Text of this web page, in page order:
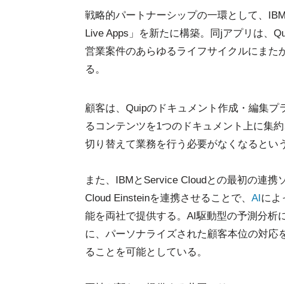
戦略的パートナーシップの一環として、
Live Apps」を新たに構築。同jアプリは、
営業案件のあらゆるライフサイクルにまた
る。
顧客は、Quipのドキュメント作成・編集
るコンテンツを1つのドキュメント上に集
切り替えて業務を行う必要がなくなるとい
また、IBMとService Cloudとの最初の連
Cloud Einsteinを連携させることで、 AIによ
能を両社で提供する。AI駆動型の予測分析
に、パーソナライズされた顧客本位の対応
ることを可能としている。